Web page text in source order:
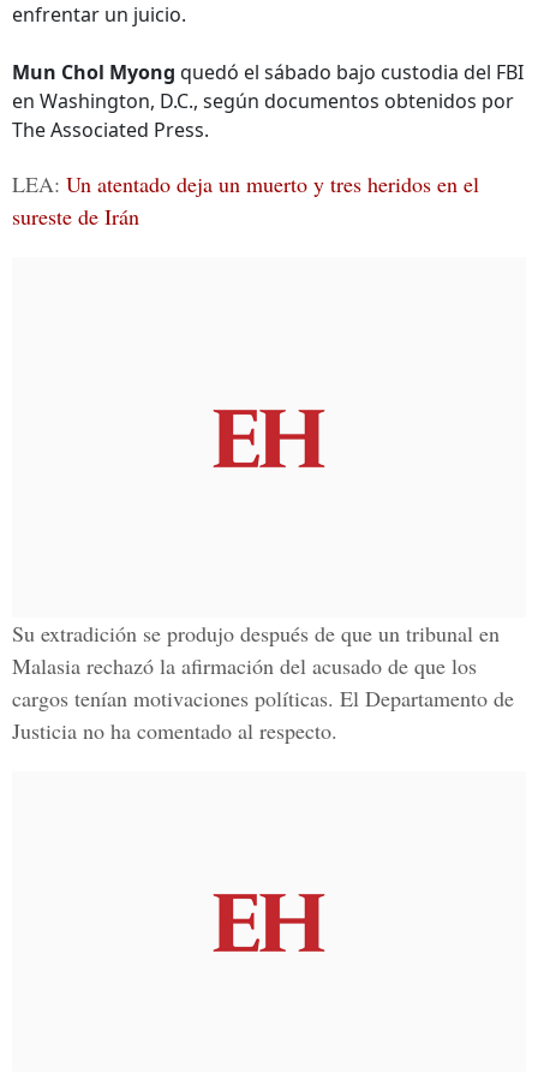
enfrentar un juicio.
Mun Chol Myong quedó el sábado bajo custodia del FBI
en Washington, D.C., según documentos obtenidos por
The Associated Press.
LEA: Un atentado deja un muerto y tres heridos en el
sureste de Irán
Su extradición se produjo después de que un tribunal en
Malasia rechazó la afirmación del acusado de que los
cargos tenían motivaciones políticas. El Departamento de
Justicia no ha comentado al respecto.